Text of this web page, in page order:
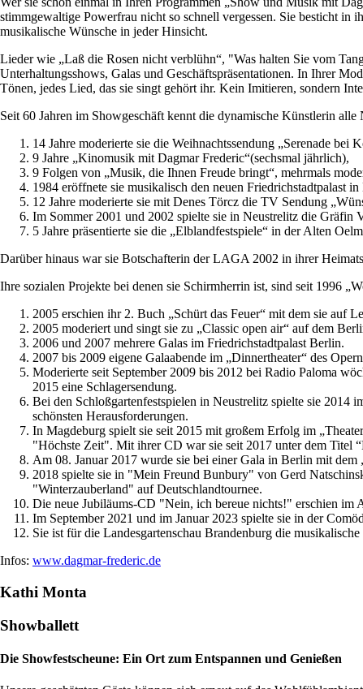
stimmgewaltige Powerfrau nicht so schnell vergessen. Sie besticht
musikalische Wünsche in jeder Hinsicht.
Lieder wie „Laß die Rosen nicht verblühn“, "Was halten Sie vom
Unterhaltungsshows, Galas und Geschäftspräsentationen. In Ihrer
Tönen, jedes Lied, das sie singt gehört ihr. Kein Imitieren, sondern
Seit 60 Jahren im Showgeschäft kennt die dynamische Künstlerin
14 Jahre moderierte sie die Weihnachtssendung „Serenade bei
9 Jahre „Kinomusik mit Dagmar Frederic“(sechsmal jährlich),
9 Folgen von „Musik, die Ihnen Freude bringt“, mehrmals
1984 eröffnete sie musikalisch den neuen Friedrichstadtpalast
12 Jahre moderierte sie mit Denes Törcz die TV Sendung
Im Sommer 2001 und 2002 spielte sie in Neustrelitz die
5 Jahre präsentierte sie die „Elblandfestspiele“ in der Alten
Darüber hinaus war sie Botschafterin der LAGA 2002 in ihrer
Ihre sozialen Projekte bei denen sie Schirmherrin ist, sind seit 1996
2005 erschien ihr 2. Buch „Schürt das Feuer“ mit dem sie auf
2005 moderiert und singt sie zu „Classic open air“ auf dem
2006 und 2007 mehrere Galas im Friedrichstadtpalast Berlin.
2007 bis 2009 eigene Galaabende im „Dinnertheater“ des
Moderierte seit September 2009 bis 2012 bei Radio Paloma
2015 eine Schlagersendung.
Bei den Schloßgartenfestspielen in Neustrelitz spielte sie
schönsten Herausforderungen.
In Magdeburg spielt sie seit 2015 mit großem Erfolg im
"Höchste Zeit". Mit ihrer CD war sie seit 2017 unter dem Titel
Am 08. Januar 2017 wurde sie bei einer Gala in Berlin mit dem
2018 spielte sie in "Mein Freund Bunbury" von Gerd
"Winterzauberland" auf Deutschlandtournee.
Die neue Jubiläums-CD "Nein, ich bereue nichts!" erschien im
Im September 2021 und im Januar 2023 spielte sie in der
Sie ist für die Landesgartenschau Brandenburg die
Infos: www.dagmar-frederic.de
Kathi Monta
Showballett
Die Showfestscheune: Ein Ort zum Entspannen und Genießen